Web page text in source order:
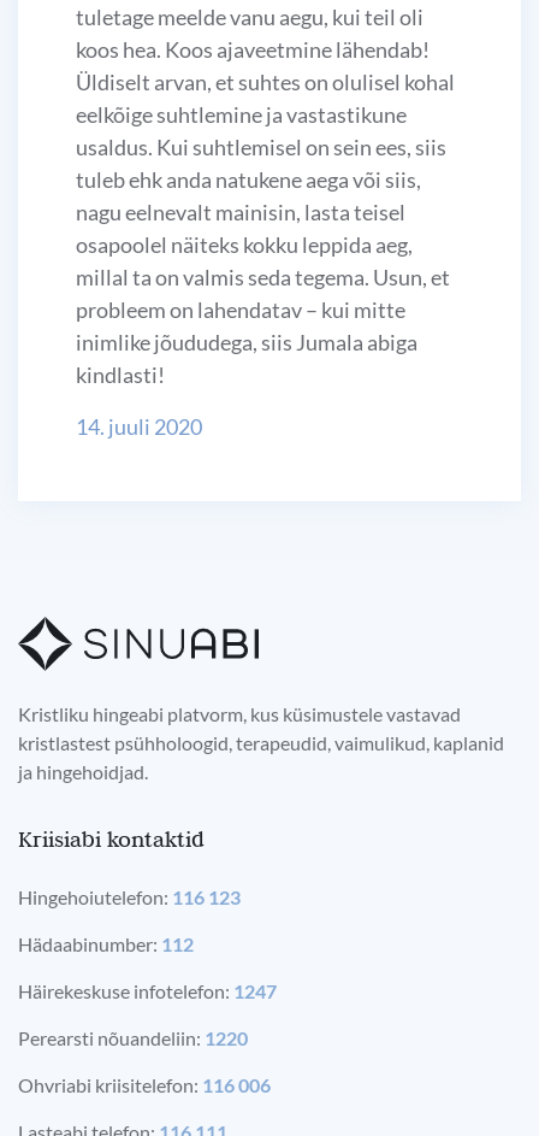
tuletage meelde vanu aegu, kui teil oli
koos hea. Koos ajaveetmine lähendab!
Üldiselt arvan, et suhtes on olulisel kohal
eelkõige suhtlemine ja vastastikune
usaldus. Kui suhtlemisel on sein ees, siis
tuleb ehk anda natukene aega või siis,
nagu eelnevalt mainisin, lasta teisel
osapoolel näiteks kokku leppida aeg,
millal ta on valmis seda tegema. Usun, et
probleem on lahendatav – kui mitte
inimlike jõududega, siis Jumala abiga
kindlasti!
14. juuli 2020
Kristliku hingeabi platvorm, kus küsimustele vastavad
kristlastest psühholoogid, terapeudid, vaimulikud, kaplanid
ja hingehoidjad.
Kriisiabi kontaktid
Hingehoiutelefon: 116 123
Hädaabinumber: 112
Häirekeskuse infotelefon: 1247
Perearsti nõuandeliin: 1220
Ohvriabi kriisitelefon: 116 006